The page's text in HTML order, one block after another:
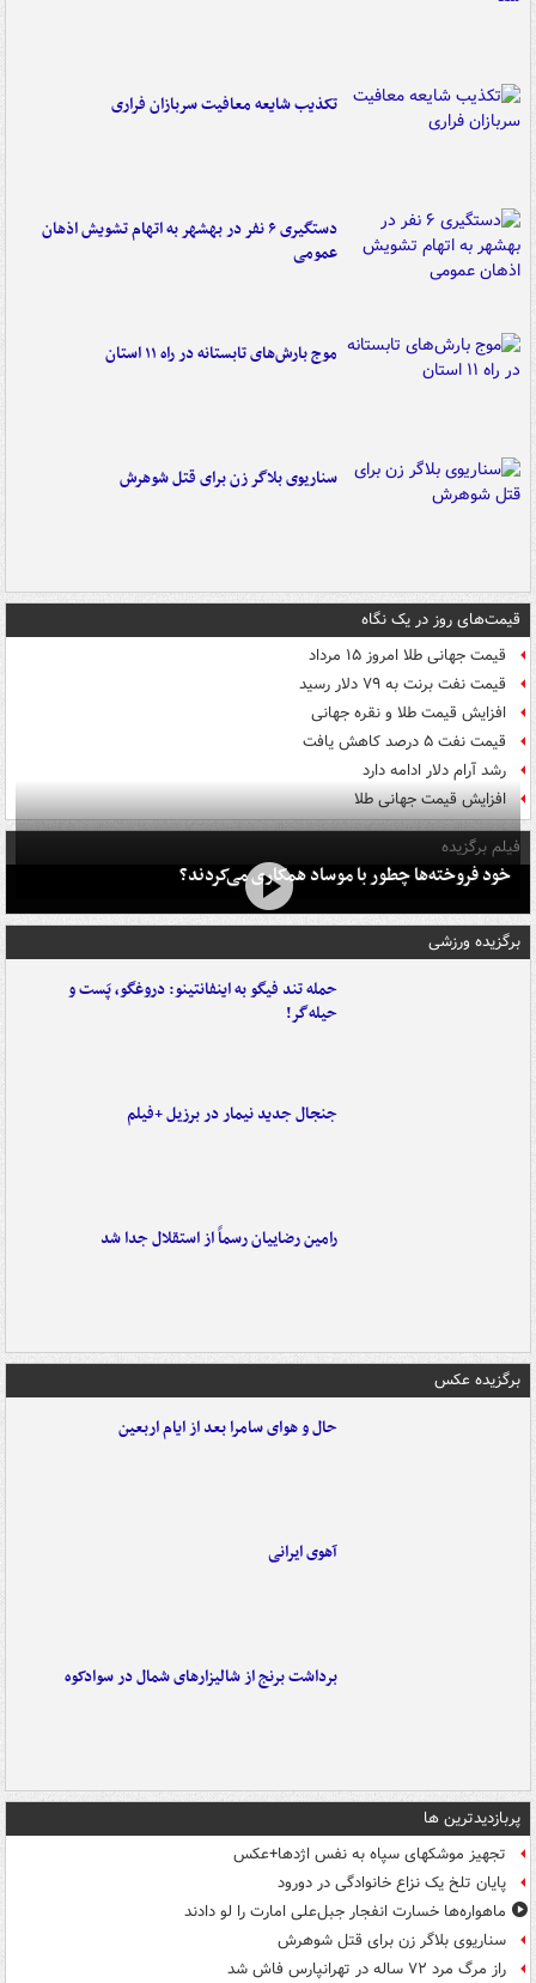
تکذیب شایعه معافیت سربازان فراری
دستگیری ۶ نفر در بهشهر به اتهام تشویش اذهان
عمومی
موج بارش‌های تابستانه در راه ۱۱ استان
سناریوی بلاگر زن برای قتل شوهرش
قیمت‌های روز در یک نگاه
قیمت جهانی طلا امروز ۱۵ مرداد
قیمت نفت برنت به ۷۹ دلار رسید
افزایش قیمت طلا و نقره جهانی
قیمت نفت ۵ درصد کاهش یافت
رشد آرام دلار ادامه دارد
افزایش قیمت جهانی طلا
فیلم برگزیده
خود فروخته‌ها چطور با موساد همکاری می‌کردند؟
برگزیده ورزشی
حمله تند فیگو به اینفانتینو: دروغگو، پَست‌ و
حیله‌گر!
جنجال جدید نیمار در برزیل +فیلم
رامین رضاییان رسماً از استقلال جدا شد
برگزیده عکس
حال و هوای سامرا بعد از ایام اربعین
آهوی ایرانی
برداشت برنج از شالیزارهای شمال در سوادکوه
پربازدیدترین ها
تجهیز موشکهای سپاه به نفس اژدها+عکس
پایان تلخ یک نزاع خانوادگی در دورود
ماهواره‌ها خسارت انفجار جبل‌علی امارت را لو دادند
سناریوی بلاگر زن برای قتل شوهرش
راز مرگ مرد ۷۲ ساله در تهرانپارس فاش شد